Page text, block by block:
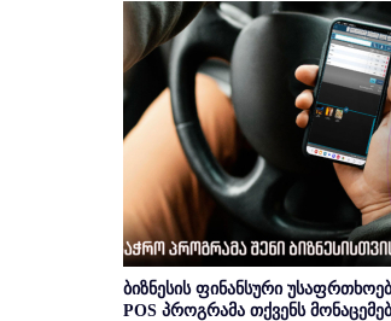
ბიზნესის ფინანსური
POS პროგრამა თქვენს